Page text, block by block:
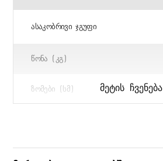
ᲐᲡᲐᲙᲝᲑᲠᲘᲕᲘ ᲯᲒᲣᲤᲘ
ᲬᲝᲜᲐ (ᲙᲒ)
ᲖᲝᲛᲔᲑᲘ (ᲡᲛ) ᲛᲔᲢᲘᲡ ᲩᲕᲔᲜᲔᲑᲐ